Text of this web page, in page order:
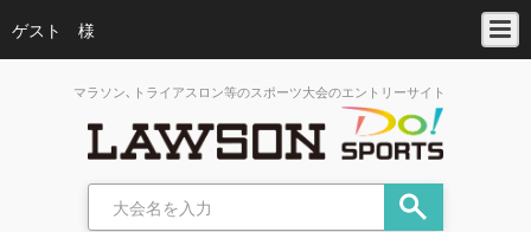
ゲスト 様
マラソン､トライアスロン等のスポーツ大会のエントリーサイト